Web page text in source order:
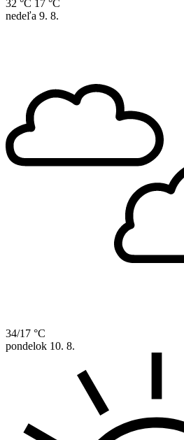
32 °C 17 °C
nedeľa 9. 8.
34/17 °C
pondelok 10. 8.